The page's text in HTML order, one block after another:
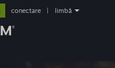
conectare limbă